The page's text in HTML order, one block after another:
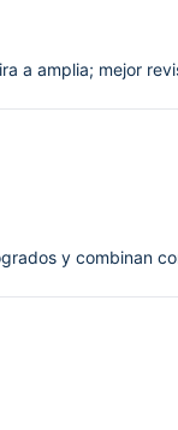
a amplia; mejor
y combinan